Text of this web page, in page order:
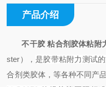
产品介绍
不干胶 粘合剂胶体粘附
ster）
， 是胶带粘附力测试的
合剂类胶体，等各种不同产